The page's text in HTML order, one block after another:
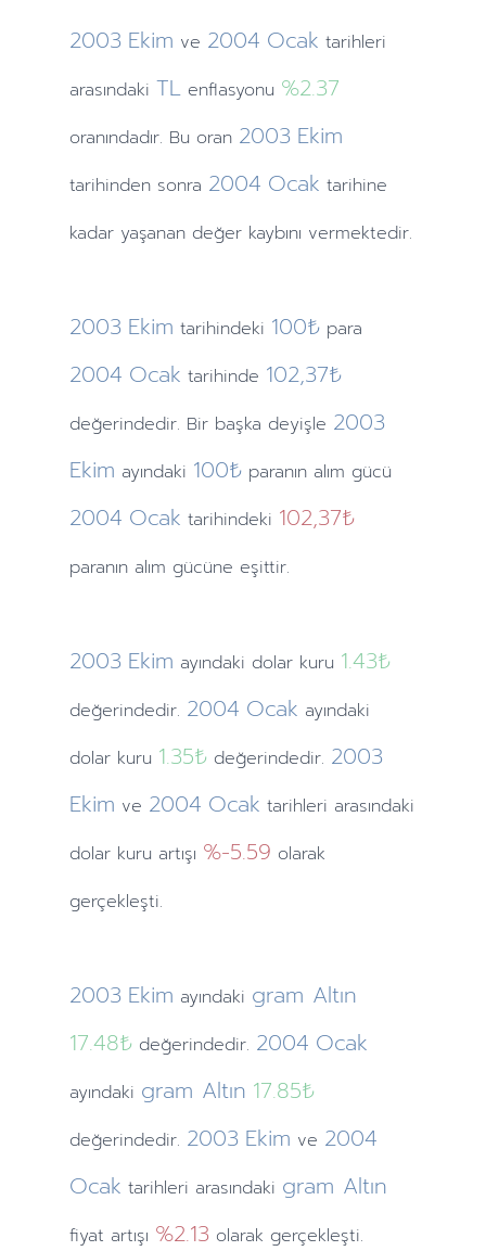
2003 Ekim ve 2004 Ocak tarihleri
arasındaki TLenflasyonu %2.37
oranındadır. Bu oran 2003 Ekim
tarihindensonra 2004 Ocak tarihine
kadar yaşanan değer kaybını vermektedir.
2003 Ekim tarihindeki 100₺ para
2004 Ocak tarihinde 102,37₺
değerindedir. Bir başka deyişle 2003
Ekim ayındaki 100₺ paranın alım gücü
2004 Ocak tarihindeki 102,37₺
paranın alım gücüne eşittir.
2003 Ekim ayındaki dolar kuru 1.43₺
değerindedir. 2004 Ocak ayındaki
dolar kuru 1.35₺değerindedir. 2003
Ekim ve 2004 Ocak tarihleri arasındaki
dolar kuru artışı %-5.59 olarak
gerçekleşti.
2003 Ekim ayındaki gram Altın
17.48₺değerindedir. 2004 Ocak
ayındaki gram Altın 17.85₺
değerindedir. 2003 Ekim ve 2004
Ocak tarihleri arasındaki gram Altın
fiyat artışı %2.13 olarak gerçekleşti.